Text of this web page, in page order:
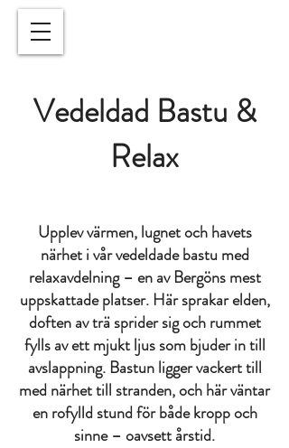
Vedeldad Bastu &
Relax
Upplev värmen, lugnet och havets
närhet i vår vedeldade bastu med
relaxavdelning – en av Bergöns mest
uppskattade platser. Här sprakar elden,
doften av trä sprider sig och rummet
fylls av ett mjukt ljus som bjuder in till
avslappning. Bastun ligger vackert till
med närhet till stranden, och här väntar
en rofylld stund för både kropp och
sinne – oavsett årstid.